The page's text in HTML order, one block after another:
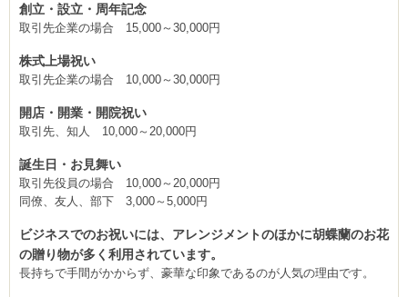
創立・設立・周年記念
取引先企業の場合 15,000～30,000円
株式上場祝い
取引先企業の場合 10,000～30,000円
開店・開業・開院祝い
取引先、知人 10,000～20,000円
誕生日・お見舞い
取引先役員の場合 10,000～20,000円
同僚、友人、部下 3,000～5,000円
ビジネスでのお祝いには、アレンジメントのほかに胡蝶蘭のお花
の贈り物が多く利用されています。
長持ちで手間がかからず、豪華な印象であるのが人気の理由です。